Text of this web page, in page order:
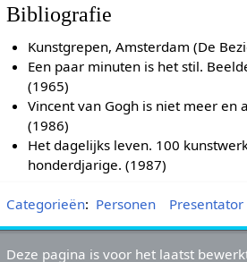
Bibliografie
Kunstgrepen, Amsterdam (De
Een paar minuten is het stil.
(1965)
Vincent van Gogh is niet meer en
(1986)
Het dagelijks leven. 100
honderdjarige. (1987)
Categorieën: Personen Presentator
Deze pagina is voor het laatst